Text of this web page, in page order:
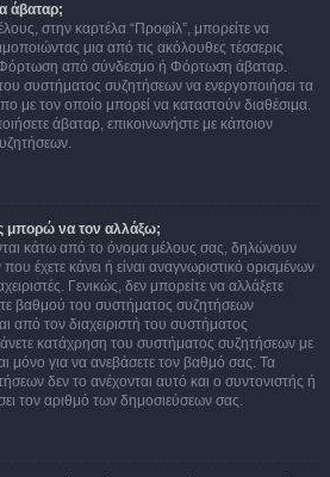
άβαταρ;
στην καρτέλα “Προφίλ”, μπορείτε να
μια από τις ακόλουθες τέσσερις
Φόρτωση από σύνδεσμο ή Φόρτωση άβαταρ.
του συστήματος συζητήσεων να ενεργοποιήσει τα
με τον οποίο μπορεί να καταστούν διαθέσιμα.
άβαταρ, επικοινωνήστε με κάποιον
μπορώ να τον αλλάξω;
κάτω από το όνομα μέλους σας, δηλώνουν
έχετε κάνει ή είναι αναγνωριστικό ορισμένων
Γενικώς, δεν μπορείτε να αλλάξετε
βαθμού του συστήματος συζητήσεων
από τον διαχειριστή του συστήματος
κατάχρηση του συστήματος συζητήσεων με
μόνο για να ανεβάσετε τον βαθμό σας. Τα
δεν το ανέχονται αυτό και ο συντονιστής ή
τον αριθμό των δημοσιεύσεων σας.